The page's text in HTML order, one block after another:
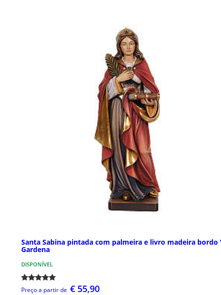
Santa Sabina pintada com palmeira e livro madeira bordo
Gardena
DISPONÍVEL
Preço a partir de € 55,90